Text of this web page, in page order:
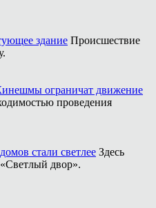
здание Происшествие
ограничат движение
проведения
стали светлее Здесь
двор».